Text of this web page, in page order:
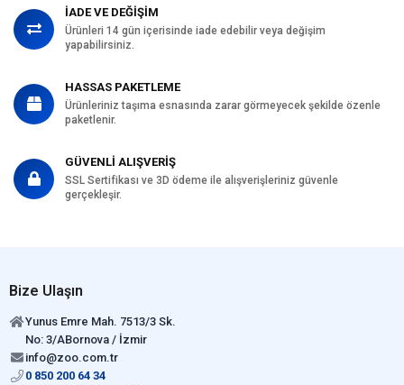
İADE VE DEĞİŞİM
Ürünleri 14 gün içerisinde iade edebilir veya değişim
yapabilirsiniz.
HASSAS PAKETLEME
Ürünleriniz taşıma esnasında zarar görmeyecek şekilde özenle
paketlenir.
GÜVENLİ ALIŞVERİŞ
SSL Sertifikası ve 3D ödeme ile alışverişleriniz güvenle
gerçekleşir.
Bize Ulaşın
Yunus Emre Mah. 7513/3 Sk.
No: 3/ABornova / İzmir
info@zoo.com.tr
0 850 200 64 34